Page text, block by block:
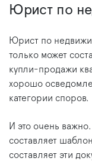
Юрист по
Юрист по
только может
купли-продажи
хорошо
категории споров.
И это очень
составляет
составляет эти